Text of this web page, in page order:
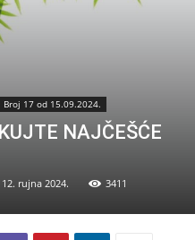
Broj 17 od 15.09.2024.
NAJČEŠĆE
12. rujna 2024. 3411